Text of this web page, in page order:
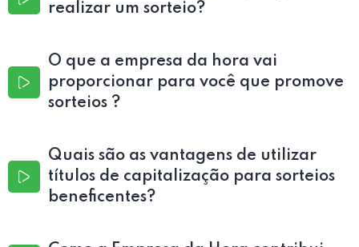
realizar um sorteio?
O que a empresa da hora vai
proporcionar para você que promove
sorteios ?
Quais são as vantagens de utilizar
títulos de capitalização para sorteios
beneficentes?